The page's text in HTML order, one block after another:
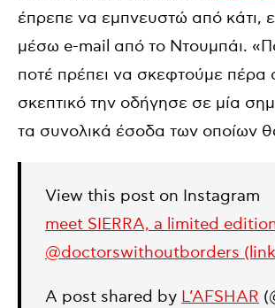
έπρεπε να εμπνευστώ από κάτι,
μέσω e-mail από το Ντουμπάι.
ποτέ πρέπει να σκεφτούμε πέρα
σκεπτικό την οδήγησε σε μία
τα συνολικά έσοδα των οποίων
View this post on Instagram
meet SIERRA, a limited
@doctorswithoutborders
A post shared by L’AFSHAR